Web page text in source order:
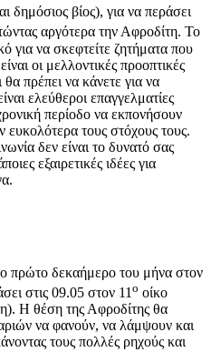
δημόσιος βίος), για να περάσει
αργότερα την Αφροδίτη. Το
για να σκεφτείτε ζητήματα που
οι μελλοντικές προοπτικές
πρέπει να κάνετε για να
ελεύθεροι επαγγελματίες
περίοδο να εκπονήσουν
ευκολότερα τους στόχους τους.
δεν είναι το δυνατό σας
εξαιρετικές ιδέες για
πρώτο δεκαήμερο του μήνα στον
στις 09.05 στον 11 ο οίκο
Η θέση της Αφροδίτης θα
να φανούν, να λάμψουν και
τους πολλές ρηχούς και